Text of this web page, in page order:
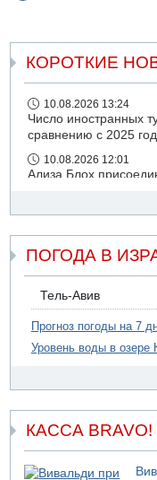
КОРОТКИЕ
10.08.2026 13:24
Число иностранных
сравнению с 2025
10.08.2026 12:01
Ализа Блох
На 4-м шоссе погиб
09.08.2026 20:04
09.08.2026 19:36
16-летний
со скалы в районе
16-летний
ПОГОДА В
Тель-Авив
Прогноз погоды на 7
Уровень воды в озере
КАССА BRAVO!